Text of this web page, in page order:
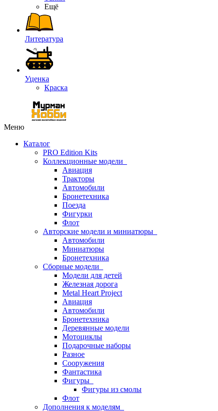
Ещё
Литература
Уценка
Краска
Меню
Каталог
PRO Edition Kits
Коллекционные модели
Авиация
Тракторы
Автомобили
Бронетехника
Поезда
Фигурки
Флот
Авторские модели и миниатюры
Автомобили
Миниатюры
Бронетехника
Сборные модели
Модели для детей
Железная дорога
Metal Heart Project
Авиация
Автомобили
Бронетехника
Деревянные модели
Мотоциклы
Подарочные наборы
Разное
Сооружения
Фантастика
Фигуры
Фигуры из смолы
Флот
Дополнения к моделям